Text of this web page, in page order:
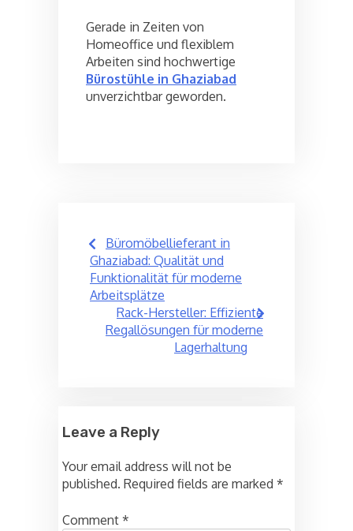
Gerade in Zeiten von
Homeoffice und flexiblem
Arbeiten sind hochwertige
Bürostühle in Ghaziabad
unverzichtbar geworden.
Post
navigation
Büromöbellieferant in
Ghaziabad: Qualität und
Funktionalität für moderne
Arbeitsplätze
Rack-Hersteller: Effiziente
Regallösungen für moderne
Lagerhaltung
Leave a Reply
Your email address will not be
published. Required fields are marked *
Comment *